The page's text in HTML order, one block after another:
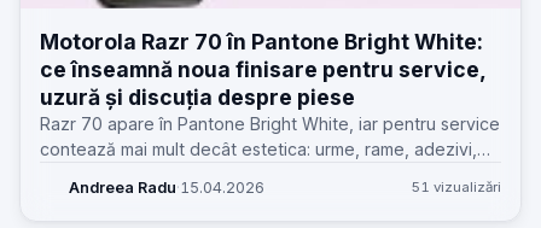
Motorola Razr 70 în Pantone Bright White:
ce înseamnă noua finisare pentru service,
uzură și discuția despre piese
Razr 70 apare în Pantone Bright White, iar pentru service
contează mai mult decât estetica: urme, rame, adezivi,
Andreea Radu· 15.04.2026 51 vizualizări